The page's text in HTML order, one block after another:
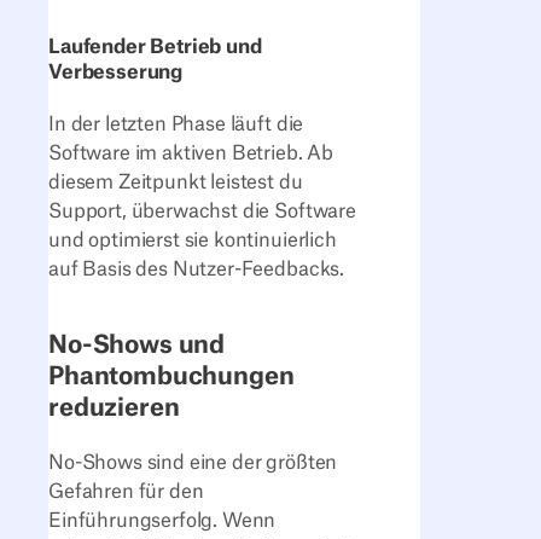
Laufender Betrieb und
Verbesserung
In der letzten Phase läuft die
Software im aktiven Betrieb. Ab
diesem Zeitpunkt leistest du
Support, überwachst die Software
und optimierst sie kontinuierlich
auf Basis des Nutzer-Feedbacks.
No-Shows und
Phantombuchungen
reduzieren
No-Shows sind eine der größten
Gefahren für den
Einführungserfolg. Wenn